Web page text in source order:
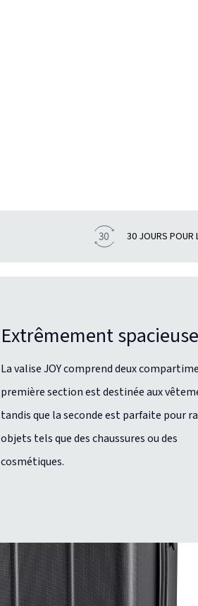
30 JOURS POUR
Extrêmement spacieuse
La valise JOY comprend deux
première section est destinée aux
tandis que la seconde est parfaite pour
objets tels que des chaussures ou des
cosmétiques.